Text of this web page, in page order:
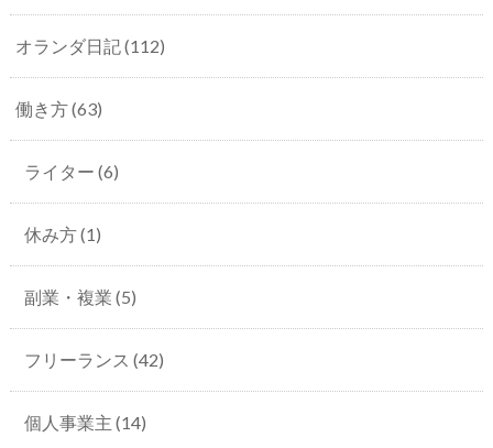
オランダ日記(112)
働き方(63)
ライター (6)
休み方(1)
副業・複業 (5)
フリーランス (42)
個人事業主 (14)